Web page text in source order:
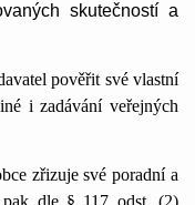
skutečností a
pověřit své vlastní
i zadávání veřejných
zřizuje své poradní a
dle § 117 odst. (2)